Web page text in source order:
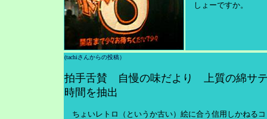
しょーですか。
(tachiさんからの投稿）
拍手舌賛 自慢の味だより 上質の綿サテ
時間を抽出
ちょいレトロ（というか古い）絵に合う信用しかねる